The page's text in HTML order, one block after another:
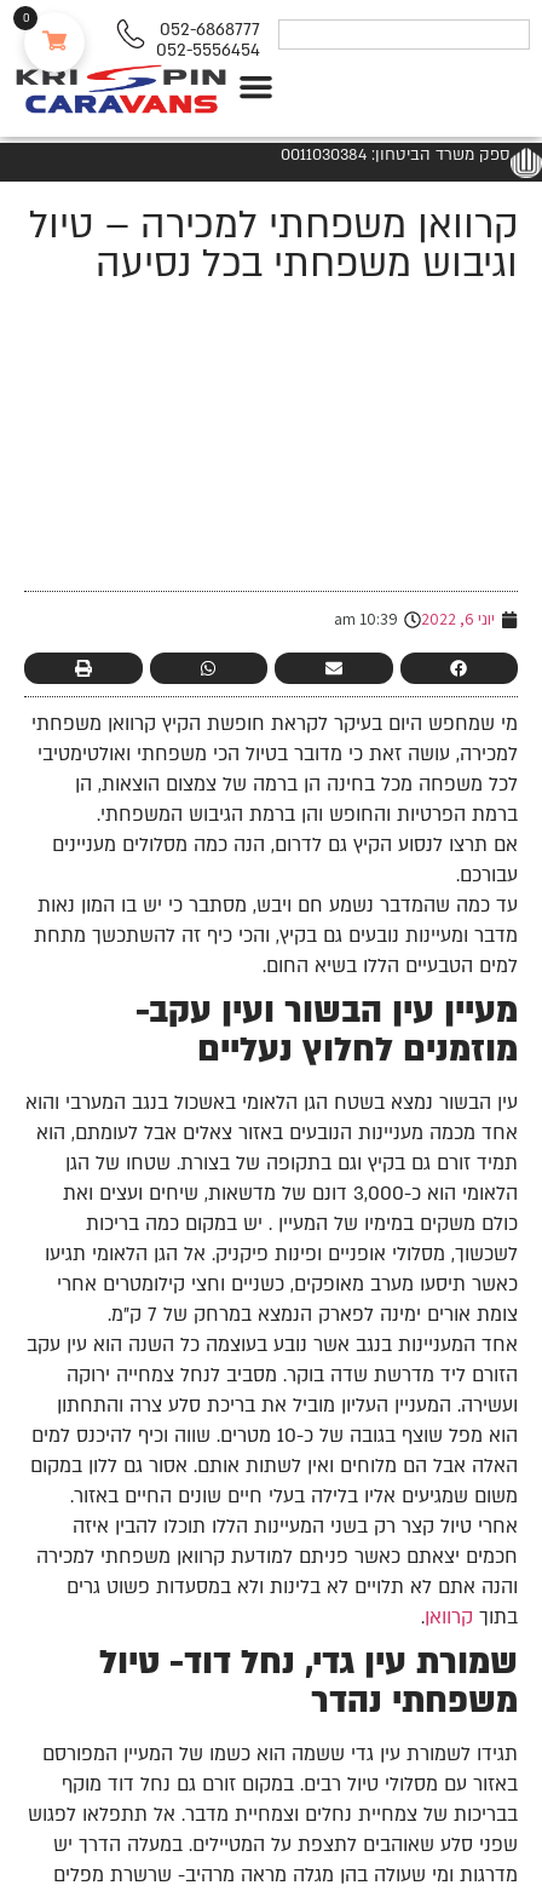
052-6868777
052-5556454
ספק משרד הביטחון: 0011030384
קרוואן משפחתי למכירה – טיול
וגיבוש משפחתי בכל נסיעה
יוני 6, 2022 10:39 am
מי שמחפש היום בעיקר לקראת חופשת הקיץ קרוואן משפחתי
למכירה, עושה זאת כי מדובר בטיול הכי משפחתי ואולטימטיבי
לכל משפחה מכל בחינה הן ברמה של צמצום הוצאות, הן
ברמת הפרטיות והחופש והן ברמת הגיבוש המשפחתי.
אם תרצו לנסוע הקיץ גם לדרום, הנה כמה מסלולים מעניינים
עבורכם.
עד כמה שהמדבר נשמע חם ויבש, מסתבר כי יש בו המון נאות
מדבר ומעיינות נובעים גם בקיץ, והכי כיף זה להשתכשך מתחת
למים הטבעיים הללו בשיא החום.
מעיין עין הבשור ועין עקב-
מוזמנים לחלוץ נעליים
עין הבשור נמצא בשטח הגן הלאומי באשכול בנגב המערבי והוא
אחד מכמה מעניינות הנובעים באזור צאלים אבל לעומתם, הוא
תמיד זורם גם בקיץ וגם בתקופה של בצורת. שטחו של הגן
הלאומי הוא כ-3,000 דונם של מדשאות, שיחים ועצים ואת
כולם משקים במימיו של המעיין . יש במקום כמה בריכות
לשכשוך, מסלולי אופניים ופינות פיקניק. אל הגן הלאומי תגיעו
כאשר תיסעו מערב מאופקים, כשניים וחצי קילומטרים אחרי
צומת אורים ימינה לפארק הנמצא במרחק של 7 ק"מ.
אחד המעניינות בנגב אשר נובע בעוצמה כל השנה הוא עין עקב
הזורם ליד מדרשת שדה בוקר. מסביב לנחל צמחייה ירוקה
ועשירה. המעניין העליון מוביל את בריכת סלע צרה והתחתון
הוא מפל שוצף בגובה של כ-10 מטרים. שווה וכיף להיכנס למים
האלה אבל הם מלוחים ואין לשתות אותם. אסור גם ללון במקום
משום שמגיעים אליו בלילה בעלי חיים שונים החיים באזור.
אחרי טיול קצר רק בשני המעיינות הללו תוכלו להבין איזה
חכמים יצאתם כאשר פניתם למודעת קרוואן משפחתי למכירה
והנה אתם לא תלויים לא בלינות ולא במסעדות פשוט גרים
בתוך קרוואן.
שמורת עין גדי, נחל דוד- טיול
משפחתי נהדר
תגידו לשמורת עין גדי ששמה הוא כשמו של המעיין המפורסם
באזור עם מסלולי טיול רבים. במקום זורם גם נחל דוד מוקף
בבריכות של צמחיית נחלים וצמחיית מדבר. אל תתפלאו לפגוש
שפני סלע שאוהבים לתצפת על המטיילים. במעלה הדרך יש
מדרגות ומי שעולה בהן מגלה מראה מרהיב- שרשרת מפלים
0